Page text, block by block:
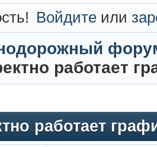
Войдите или
работает
работает